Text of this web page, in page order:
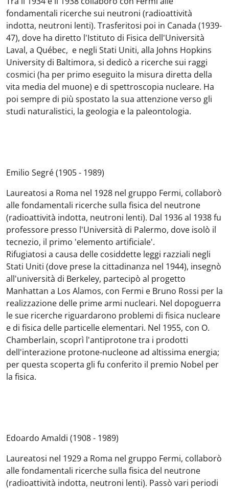
fondamentali ricerche sui neutroni (radioattività
indotta, neutroni lenti). Trasferitosi poi in Canada (1939-
47), dove ha diretto l'Istituto di Fisica dell'Università
Laval, a Québec, e negli Stati Uniti, alla Johns Hopkins
University di Baltimora, si dedicò a ricerche sui raggi
cosmici (ha per primo eseguito la misura diretta della
vita media del muone) e di spettroscopia nucleare. Ha
poi sempre di più spostato la sua attenzione verso gli
studi naturalistici, la geologia e la paleontologia.
Emilio Segré (1905 - 1989)
Laureatosi a Roma nel 1928 nel gruppo Fermi, collaborò
alle fondamentali ricerche sulla fisica del neutrone
(radioattività indotta, neutroni lenti). Dal 1936 al 1938 fu
professore presso l'Università di Palermo, dove isolò il
tecnezio, il primo 'elemento artificiale'.
Rifugiatosi a causa delle cosiddette leggi razziali negli
Stati Uniti (dove prese la cittadinanza nel 1944), insegnò
all'università di Berkeley, partecipò al progetto
Manhattan a Los Alamos, con Fermi e Bruno Rossi per la
realizzazione delle prime armi nucleari. Nel dopoguerra
le sue ricerche riguardarono problemi di fisica nucleare
e di fisica delle particelle elementari. Nel 1955, con O.
Chamberlain, scoprì l'antiprotone tra i prodotti
dell'interazione protone-nucleone ad altissima energia;
per questa scoperta gli fu conferito il premio Nobel per
la fisica.
Edoardo Amaldi (1908 - 1989)
Laureatosi nel 1929 a Roma nel gruppo Fermi, collaborò
alle fondamentali ricerche sulla fisica del neutrone
(radioattività indotta, neutroni lenti). Passò vari periodi